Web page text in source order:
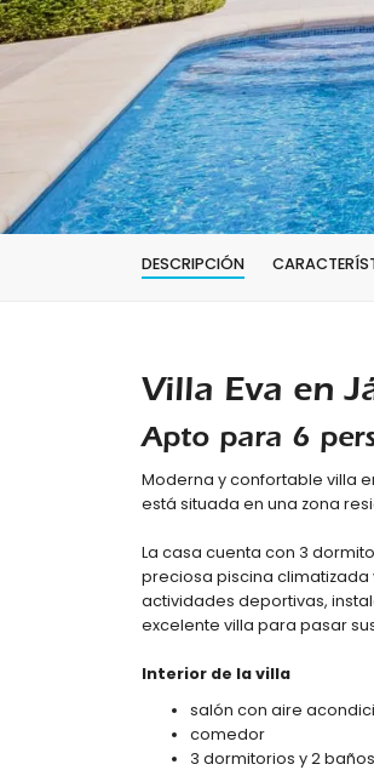
DESCRIPCIÓN
Villa Eva en
Apto para 6
Moderna y confortable villa
está situada en una zona
La casa cuenta con 3
preciosa piscina climatizada
actividades deportivas,
excelente villa para pasar
Interior de la villa
salón con aire
comedor
3 dormitorios y 2 baños